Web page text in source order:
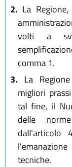
2. La
volti a
comma 1.
3. La
migliori
tal fine, il
delle
dall'articolo
tecniche.